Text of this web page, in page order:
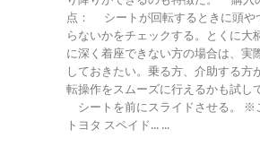
点： シートが回転するときに頭や
らないかをチェックする。とくに大
に深く着座できない方の場合は、実
しておきたい。乗る方、介助する方
転操作をスムーズに行えるかも試し
シートを前にスライドさせる。 ※
トヨタ スペイド... ...